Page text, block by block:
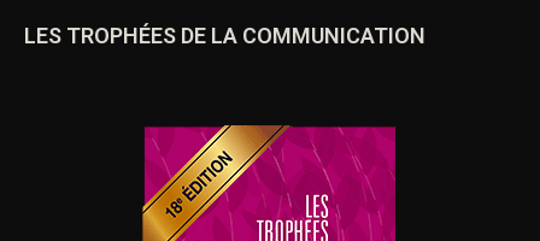
LES TROPHÉES DE LA COMMUNICATION